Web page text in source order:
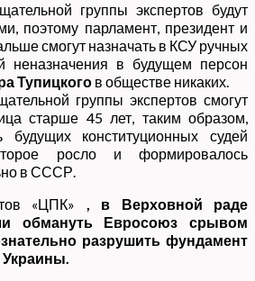
группы экспертов будут
поэтому парламент, президент и
смогут назначать в КСУ ручных
неназначения в будущем персон
Тупицкого в обществе никаких.
группы экспертов смогут
старше 45 лет, таким образом,
будущих конституционных судей
росло и формировалось
в СССР.
«ЦПК» , в Верховной раде
обмануть Евросоюз срывом
разрушить фундамент
Украины.